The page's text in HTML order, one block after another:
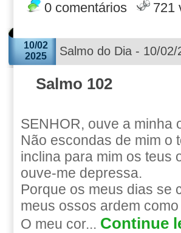
0 comentários 721
10/02
2025
Salmo do Dia - 10/02/
Salmo 102
SENHOR, ouve a minha
Não escondas de mim o
inclina para mim os teus
ouve-me depressa.
Porque os meus dias se
meus ossos ardem
O meu cor... Continue